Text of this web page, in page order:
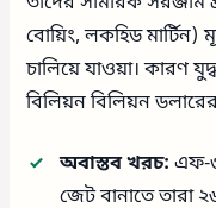
বোয়িং, লকহিড
চালিয়ে যাওয়া। কারণ
বিলিয়ন বিলিয়ন ডলারের
অবাস্তব খরচ: এফ-
জেট বানাতে তারা